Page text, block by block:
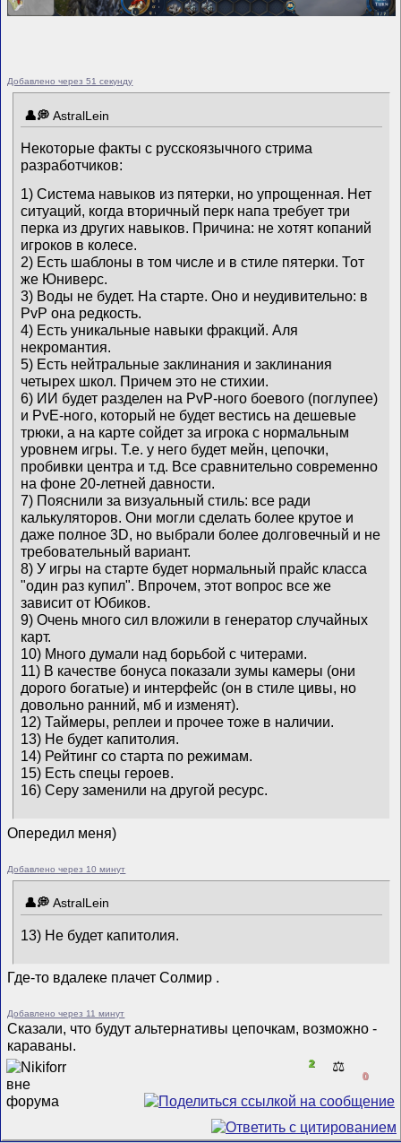
Добавлено через 51 секунду
AstralLein
Некоторые факты с русскоязычного стрима
разработчиков:
1) Система навыков из пятерки, но упрощенная. Нет
ситуаций, когда вторичный перк напа требует три
перка из других навыков. Причина: не хотят копаний
игроков в колесе.
2) Есть шаблоны в том числе и в стиле пятерки. Тот
же Юниверс.
3) Воды не будет. На старте. Оно и неудивительно: в
PvP она редкость.
4) Есть уникальные навыки фракций. Аля
некромантия.
5) Есть нейтральные заклинания и заклинания
четырех школ. Причем это не стихии.
6) ИИ будет разделен на PvP-ного боевого (поглупее)
и PvE-ного, который не будет вестись на дешевые
трюки, а на карте сойдет за игрока с нормальным
уровнем игры. Т.е. у него будет мейн, цепочки,
пробивки центра и т.д. Все сравнительно современно
на фоне 20-летней давности.
7) Пояснили за визуальный стиль: все ради
калькуляторов. Они могли сделать более крутое и
даже полное 3D, но выбрали более долговечный и не
требовательный вариант.
8) У игры на старте будет нормальный прайс класса
"один раз купил". Впрочем, этот вопрос все же
зависит от Юбиков.
9) Очень много сил вложили в генератор случайных
карт.
10) Много думали над борьбой с читерами.
11) В качестве бонуса показали зумы камеры (они
дорого богатые) и интерфейс (он в стиле цивы, но
довольно ранний, мб и изменят).
12) Таймеры, реплеи и прочее тоже в наличии.
13) Не будет капитолия.
14) Рейтинг со старта по режимам.
15) Есть спецы героев.
16) Серу заменили на другой ресурс.
Опередил меня)
Добавлено через 10 минут
AstralLein
13) Не будет капитолия.
Где-то вдалеке плачет Солмир .
Добавлено через 11 минут
Сказали, что будут альтернативы цепочкам, возможно -
караваны.
2 ⚖️
0